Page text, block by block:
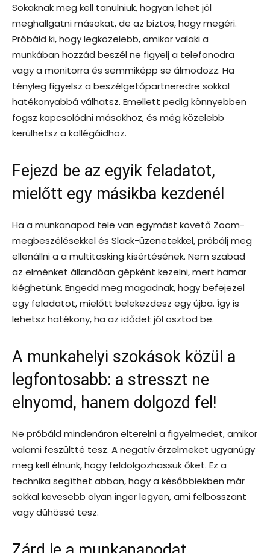
Sokaknak meg kell tanulniuk, hogyan lehet jól
meghallgatni másokat, de az biztos, hogy megéri.
Próbáld ki, hogy legközelebb, amikor valaki a
munkában hozzád beszél ne figyelj a telefonodra
vagy a monitorra és semmiképp se álmodozz. Ha
tényleg figyelsz a beszélgetőpartneredre sokkal
hatékonyabbá válhatsz. Emellett pedig könnyebben
fogsz kapcsolódni másokhoz, és még közelebb
kerülhetsz a kollégáidhoz.
Fejezd be az egyik feladatot,
mielőtt egy másikba kezdenél
Ha a munkanapod tele van egymást követő Zoom-
megbeszélésekkel és Slack-üzenetekkel, próbálj meg
ellenállni a a multitasking kísértésének. Nem szabad
az elménket állandóan gépként kezelni, mert hamar
kiéghetünk. Engedd meg magadnak, hogy befejezel
egy feladatot, mielőtt belekezdesz egy újba. Így is
lehetsz hatékony, ha az idődet jól osztod be.
A munkahelyi szokások közül a
legfontosabb: a stresszt ne
elnyomd, hanem dolgozd fel!
Ne próbáld mindenáron elterelni a figyelmedet, amikor
valami feszültté tesz. A negatív érzelmeket ugyanúgy
meg kell élnünk, hogy feldolgozhassuk őket. Ez a
technika segíthet abban, hogy a későbbiekben már
sokkal kevesebb olyan inger legyen, ami felbosszant
vagy dühössé tesz.